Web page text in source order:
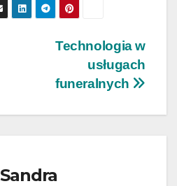
Technologia w
usługach
funeralnych
Sandra